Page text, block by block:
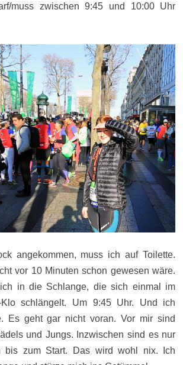
muss zwischen 9:45 und 10:00 Uhr
angekommen, muss ich auf Toilette.
vor 10 Minuten schon gewesen wäre.
in die Schlange, die sich einmal im
schlängelt. Um 9:45 Uhr. Und ich
Es geht gar nicht voran. Vor mir sind
und Jungs. Inzwischen sind es nur
bis zum Start. Das wird wohl nix. Ich